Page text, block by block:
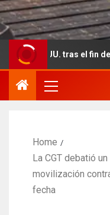
el fin del TPS de 350
Home
La CGT debatió
movilización
fecha